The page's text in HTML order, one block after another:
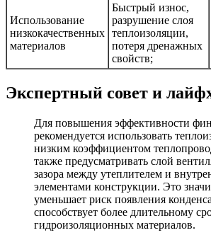
Использование
низкокачественных
материалов
Быстрый износ,
разрушение слоя
теплоизоляции,
потеря дренажных
свойств;
Экспертный совет и
Для повышения эффективности
рекомендуется использовать
низким коэффициентом
также предусматривать слой
зазора между утеплителем и
элементами конструкции. Это
уменьшает риск появления
способствует более длительному
гидроизоляционных материалов.